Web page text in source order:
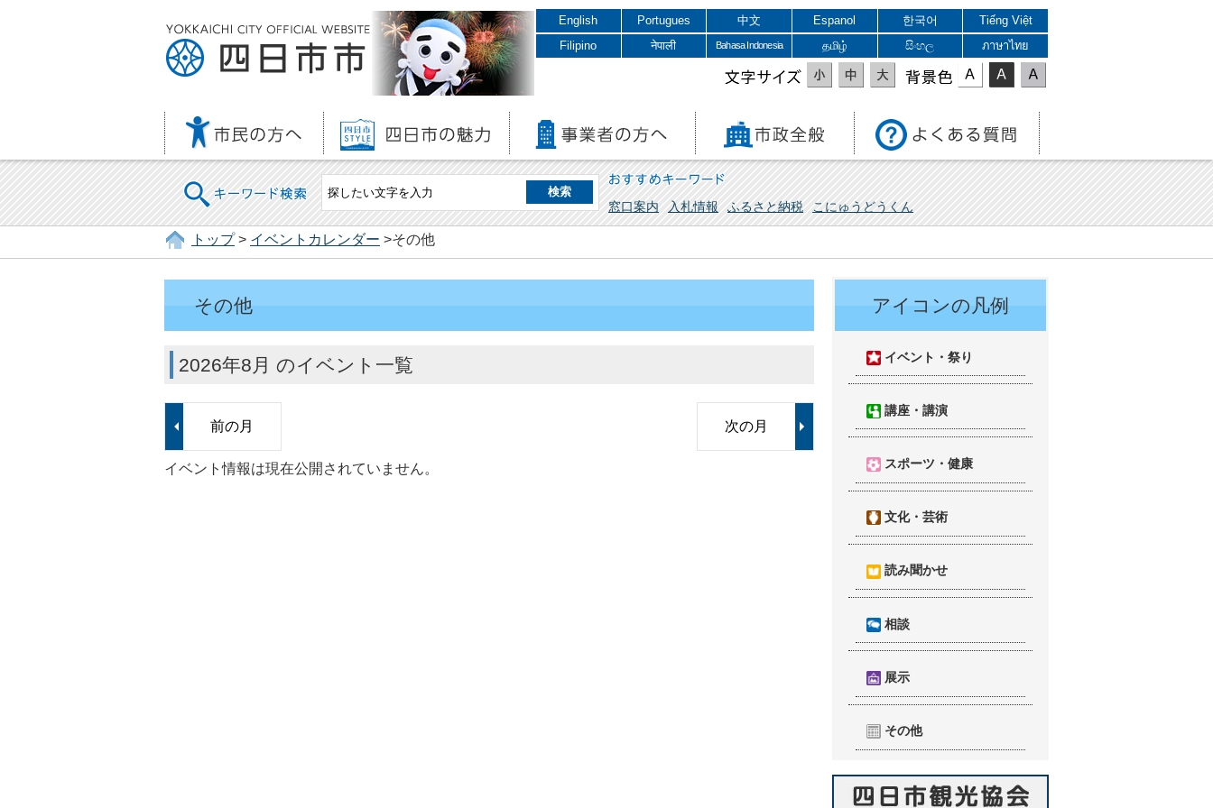
English Portugues 中文 Espanol 한국어
Tiếng Việt
Filipino
नेपाली Bahasa Indonesia தமிழ் සිංහල ภาษาไทย
文字サイズ 表示色
キーワード検索 おすすめキーワード
窓口案内 入札情報 ふるさと納税 こにゅうどうくん
トップ> イベントカレンダー >その他
その他
2026年8月 のイベント一覧
前の月 次の月
イベント情報は現在公開されていません。
アイコンの凡例
イベント・祭り
講座・講演
スポーツ・健康
文化・芸術
読み聞かせ
相談
展示
その他